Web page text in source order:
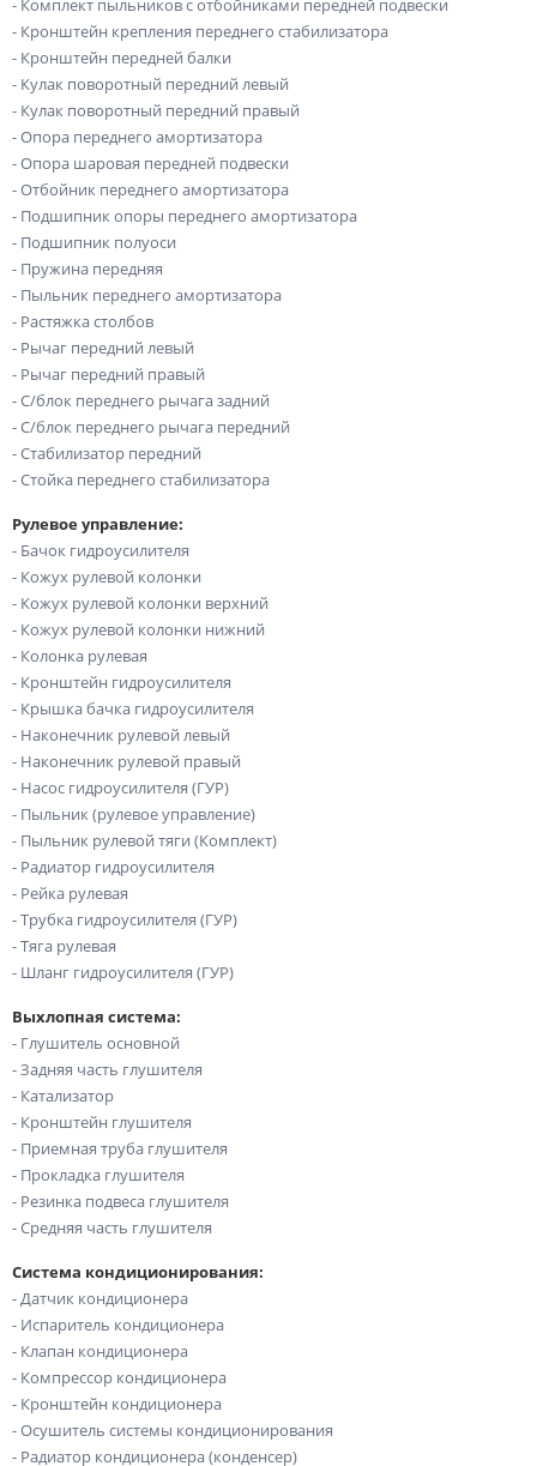
- Кронштейн крепления переднего стабилизатора
- Кронштейн передней балки
- Кулак поворотный передний левый
- Кулак поворотный передний правый
- Опора переднего амортизатора
- Опора шаровая передней подвески
- Отбойник переднего амортизатора
- Подшипник опоры переднего амортизатора
- Подшипник полуоси
- Пружина передняя
- Пыльник переднего амортизатора
- Растяжка столбов
- Рычаг передний левый
- Рычаг передний правый
- С/блок переднего рычага задний
- С/блок переднего рычага передний
- Стабилизатор передний
- Стойка переднего стабилизатора
Рулевое управление:
- Бачок гидроусилителя
- Кожух рулевой колонки
- Кожух рулевой колонки верхний
- Кожух рулевой колонки нижний
- Колонка рулевая
- Кронштейн гидроусилителя
- Крышка бачка гидроусилителя
- Наконечник рулевой левый
- Наконечник рулевой правый
- Насос гидроусилителя (ГУР)
- Пыльник (рулевое управление)
- Пыльник рулевой тяги (Комплект)
- Радиатор гидроусилителя
- Рейка рулевая
- Трубка гидроусилителя (ГУР)
- Тяга рулевая
- Шланг гидроусилителя (ГУР)
Выхлопная система:
- Глушитель основной
- Задняя часть глушителя
- Катализатор
- Кронштейн глушителя
- Приемная труба глушителя
- Прокладка глушителя
- Резинка подвеса глушителя
- Средняя часть глушителя
Система кондиционирования:
- Датчик кондиционера
- Испаритель кондиционера
- Клапан кондиционера
- Компрессор кондиционера
- Кронштейн кондиционера
- Осушитель системы кондиционирования
- Радиатор кондиционера (конденсер)